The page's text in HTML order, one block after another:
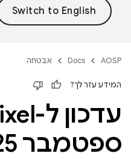
AOSP
Docs אבטחה
המידע עזר לך?
ספטמבר 2025